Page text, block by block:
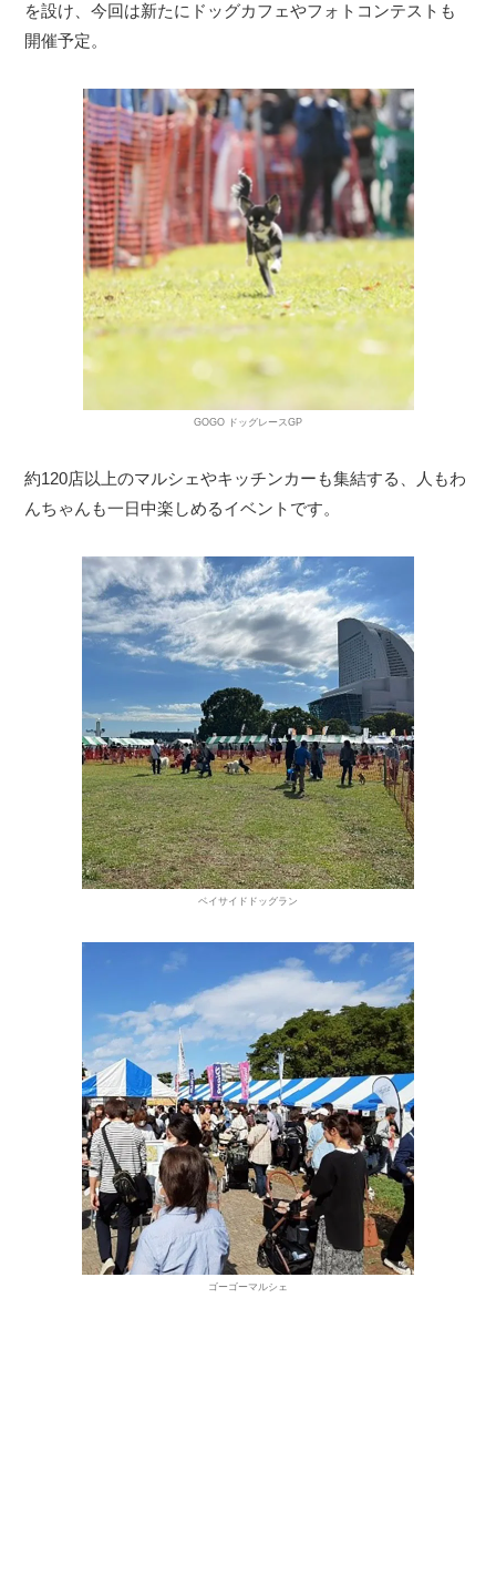
を設け、今回は新たにドッグカフェやフォトコンテストも
開催予定。
GOGO ドッグレースGP
約120店以上のマルシェやキッチンカーも集結する、人もわ
んちゃんも一日中楽しめるイベントです。
ベイサイドドッグラン
ゴーゴーマルシェ